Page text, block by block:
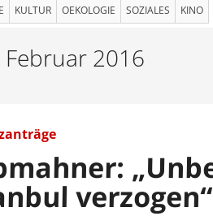
KULTUR OEKOLOGIE SOZIALES KINO
2016
verzogen“